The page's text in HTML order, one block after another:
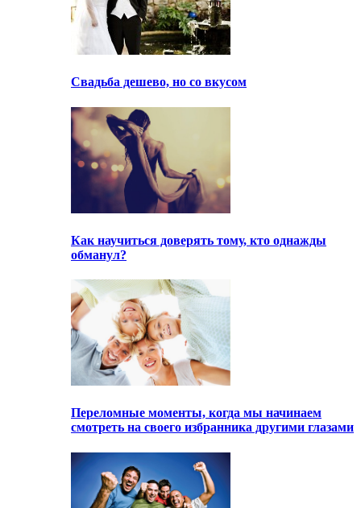
Свадьба дешево, но со вкусом
Как научиться доверять тому, кто однажды
обманул?
Переломные моменты, когда мы начинаем
смотреть на своего избранника другими глазами